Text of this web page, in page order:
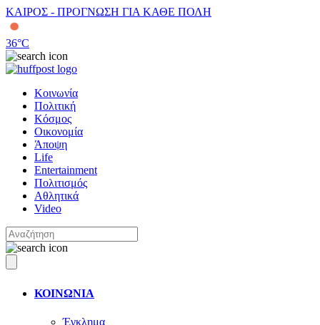
ΚΑΙΡΟΣ - ΠΡΟΓΝΩΣΗ ΓΙΑ ΚΑΘΕ ΠΟΛΗ
36°C
Κοινωνία
Πολιτική
Κόσμος
Οικονομία
Άποψη
Life
Entertainment
Πολιτισμός
Αθλητικά
Video
ΚΟΙΝΩΝΙΑ
Έγκλημα